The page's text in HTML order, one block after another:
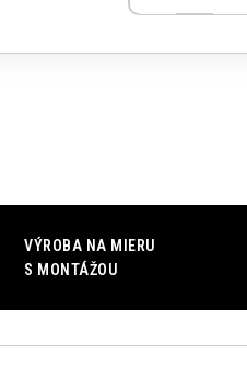
VÝROBA NA MIERU
S MONTÁŽOU